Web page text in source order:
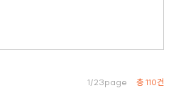
1/23page 총 110건